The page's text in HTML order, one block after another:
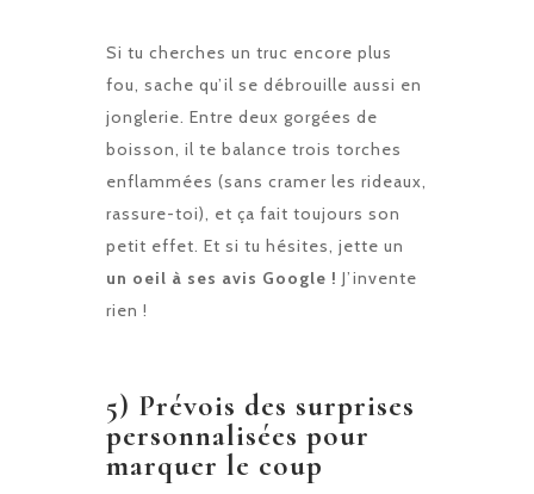
Si tu cherches un truc encore plus
fou, sache qu’il se débrouille aussi en
jonglerie. Entre deux gorgées de
boisson, il te balance trois torches
enflammées (sans cramer les rideaux,
rassure-toi), et ça fait toujours son
petit effet. Et si tu hésites, jette un
un oeil à ses avis Google ! J’invente
rien !
5) Prévois des surprises
personnalisées pour
marquer le coup